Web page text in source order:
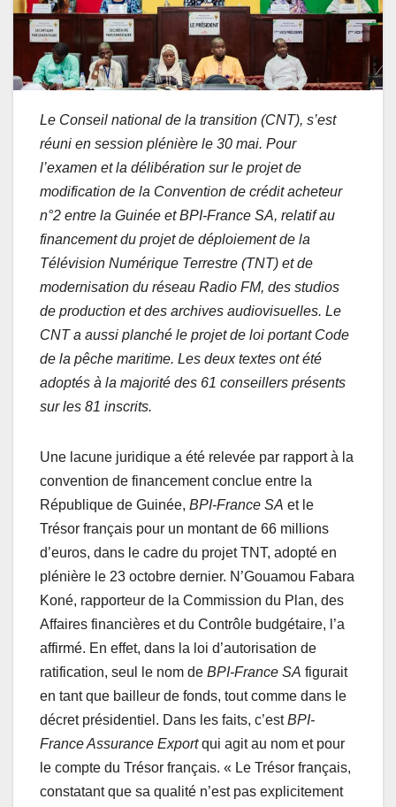
Le Conseil national de la transition (CNT), s’est
réuni en session plénière le 30 mai. Pour
l’examen et la délibération sur le projet de
modification de la Convention de crédit acheteur
n°2 entre la Guinée et BPI-France SA, relatif au
financement du projet de déploiement de la
Télévision Numérique Terrestre (TNT) et de
modernisation du réseau Radio FM, des studios
de production et des archives audiovisuelles. Le
CNT a aussi planché le projet de loi portant Code
de la pêche maritime. Les deux textes ont été
adoptés à la majorité des 61 conseillers présents
sur les 81 inscrits.
Une lacune juridique a été relevée par rapport à la
convention de financement conclue entre la
République de Guinée, BPI-France SA et le
Trésor français pour un montant de 66 millions
d’euros, dans le cadre du projet TNT, adopté en
plénière le 23 octobre dernier. N’Gouamou Fabara
Koné, rapporteur de la Commission du Plan, des
Affaires financières et du Contrôle budgétaire, l’a
affirmé. En effet, dans la loi d’autorisation de
ratification, seul le nom de BPI-France SA figurait
en tant que bailleur de fonds, tout comme dans le
décret présidentiel. Dans les faits, c’estBPI-
France Assurance Exportqui agit au nom et pour
le compte du Trésor français. « Le Trésor français,
constatant que sa qualité n’est pas explicitement